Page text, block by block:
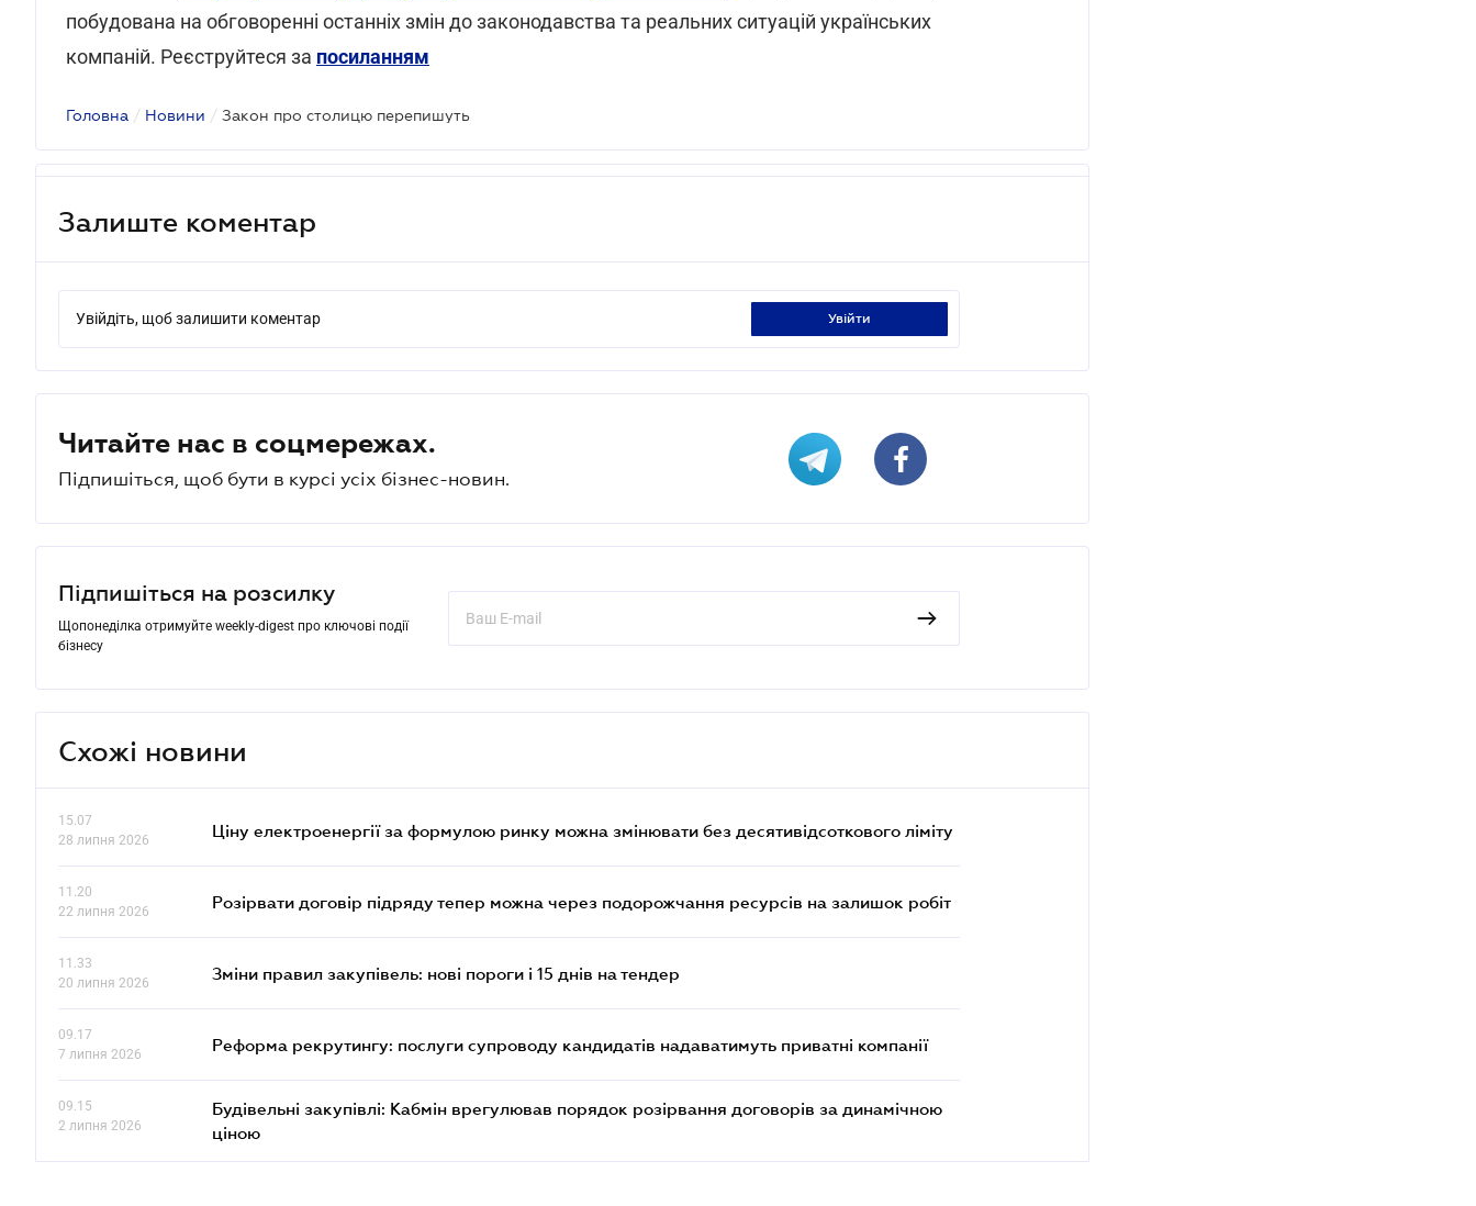
побудована на обговоренні останніх змін до законодавства та реальних ситуацій українських
компаній. Реєструйтеся за посиланням
Головна / Новини / Закон про столицю перепишуть
Залиште коментар
Увійдіть, щоб залишити коментар увійти
Читайте нас в соцмережах.
Підпишіться, щоб бути в курсі усіх бізнес-новин.
Підпишіться на розсилку
Щопонеділка отримуйте weekly-digest про ключові події
бізнесу
Схожі новини
15.07
28 липня 2026
Ціну електроенергії за формулою ринку можна змінювати без десятивідсоткового ліміту
11.20
22 липня 2026
Розірвати договір підряду тепер можна через подорожчання ресурсів на залишок робіт
11.33
20 липня 2026
Зміни правил закупівель: нові пороги і 15 днів на тендер
09.17
7 липня 2026
Реформа рекрутингу: послуги супроводу кандидатів надаватимуть приватні компанії
09.15
2 липня 2026
Будівельні закупівлі: Кабмін врегулював порядок розірвання договорів за динамічною
ціною